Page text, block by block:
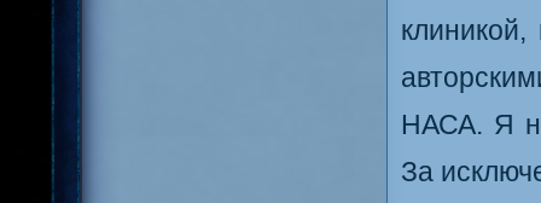
НАСА. Я
За